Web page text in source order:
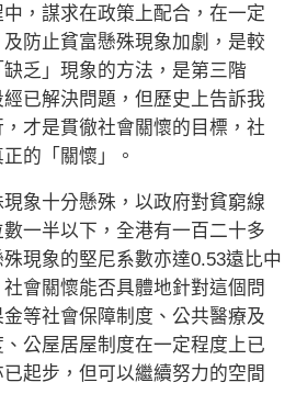
，謀求在政策上配合，在一定
防止貧富懸殊現象加劇，是較
乏」現象的方法，是第三階
已解決問題，但歷史上告訴我
才是貫徹社會關懷的目標，社
的「關懷」。
十分懸殊，以政府對貧窮線
一半以下，全港有一百二十多
現象的堅尼系數亦達0.53遠比中
會關懷能否具體地針對這個問
等社會保障制度、公共醫療及
公屋居屋制度在一定程度上已
起步，但可以繼續努力的空間